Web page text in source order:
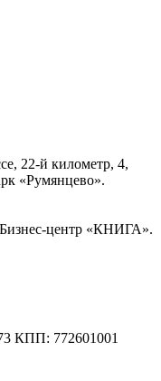
22-й километр, 4,
«Румянцево».
центр «КНИГА».
КПП: 772601001